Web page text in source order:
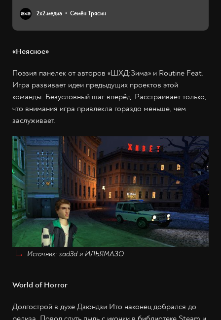
2х2.медиа Семён Трясин
«Неясное»
Поэзия панелек от авторов «ШХД:Зима» и Routine Feat.
Игра развивает идеи предыдущих проектов этой
команды. Безусловный шаг вперёд. Расстраивает только,
что внимания игра привлекла гораздо меньше, чем
заслуживает.
Источник: sad3d и ИЛЬЯМАЗО
World of Horror
Долгострой в духе Дзюндзи Ито наконец добрался до